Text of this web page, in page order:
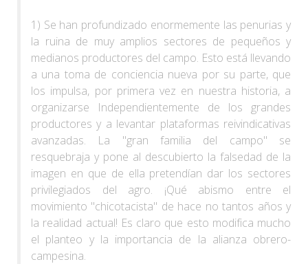
1) Se han profundizado enormemente las penurias y
la ruina de muy amplios sectores de pequeños y
medianos productores del campo. Esto está llevando
a una toma de conciencia nueva por su parte, que
los impulsa, por primera vez en nuestra historia, a
organizarse Independientemente de los grandes
productores y a levantar plataformas reivindicativas
avanzadas. La "gran familia del campo" se
resquebraja y pone al descubierto la falsedad de la
imagen en que de ella pretendían dar los sectores
privilegiados del agro. ¡Qué abismo entre el
movimiento "chicotacista" de hace no tantos años y
la realidad actual! Es claro que esto modifica mucho
el planteo y la importancia de la alianza obrero-
campesina.